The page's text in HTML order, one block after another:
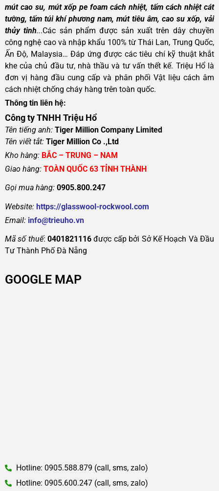
mút cao su, mút xốp pe foam cách nhiệt, tấm cách nhiệt cát
tường, tấm túi khí phương nam, mút tiêu âm, cao su xốp, vải
thủy tinh...Các sản phẩm được sản xuất trên dây chuyền
công nghệ cao và nhập khẩu 100% từ Thái Lan, Trung Quốc,
Ấn Độ, Malaysia… Đáp ứng được các tiêu chí kỹ thuật khắt
khe của chủ đầu tư, nhà thầu và tư vấn thết kế. Triệu Hổ là
đơn vị hàng đầu cung cấp và phân phối Vật liệu cách âm
cách nhiệt chống cháy hàng trên toàn quốc.
Thông tin liên hệ:
Công ty TNHH Triệu Hổ
Tên tiếng anh: Tiger Million Company Limited
Tên viết tắt: Tiger Million Co .,Ltd
Kho hàng: BẮC – TRUNG – NAM
Giao hàng: TOÀN QUỐC 63 TỈNH THÀNH
Gọi mua hàng: 0905.800.247
Website: https://glasswool-rockwool.com
Email: info@trieuho.vn
Mã số thuế:0401821116 được cấp bởi Sở Kế Hoạch Và Đầu
Tư Thành Phố Đà Nẵng
GOOGLE MAP
Hotline: 0905.588.879 (call, sms, zalo)
Hotline: 0905.600.247 (call, sms, zalo)